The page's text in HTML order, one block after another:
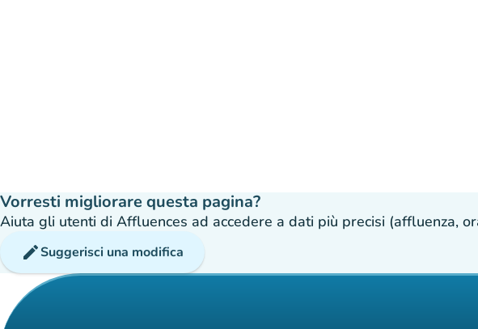
Vorresti migliorare questa pagina?
Aiuta gli utenti di Affluences ad accedere a dati più precisi (affluenza,
editSuggerisci una modifica